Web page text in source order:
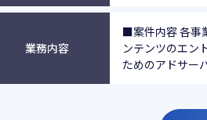
業務内容
■案件内容 各事
ンテンツのエン
ためのアドサー